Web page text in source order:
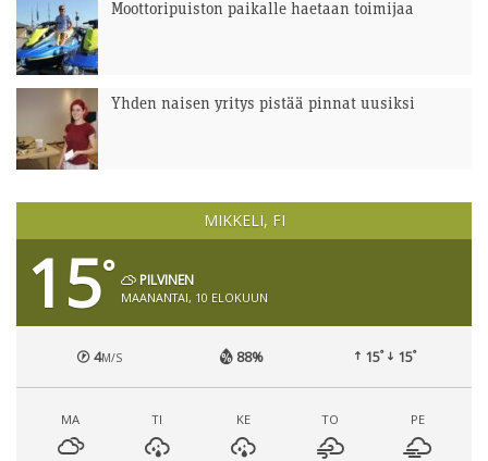
Moottoripuiston paikalle haetaan toimijaa
Yhden naisen yritys pistää pinnat uusiksi
MIKKELI, FI
15° PILVINEN
MAANANTAI, 10 ELOKUUN
4M/S 88% 15° 15°
MA TI KE TO PE